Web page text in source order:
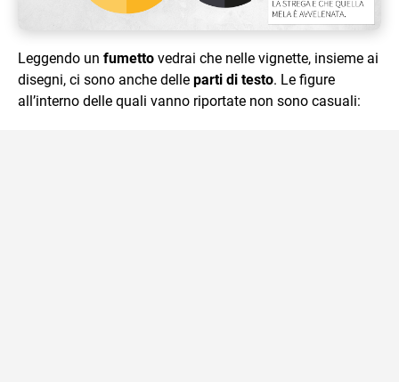
Leggendo un fumetto vedrai che nelle vignette, insieme ai
disegni, ci sono anche delle parti di testo. Le figure
all’interno delle quali vanno riportate non sono casuali: